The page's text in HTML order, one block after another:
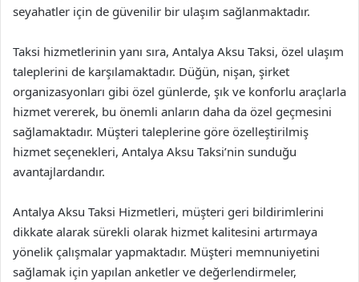
seyahatler için de güvenilir bir ulaşım sağlanmaktadır.
Taksi hizmetlerinin yanı sıra, Antalya Aksu Taksi, özel ulaşım
taleplerini de karşılamaktadır. Düğün, nişan, şirket
organizasyonları gibi özel günlerde, şık ve konforlu araçlarla
hizmet vererek, bu önemli anların daha da özel geçmesini
sağlamaktadır. Müşteri taleplerine göre özelleştirilmiş
hizmet seçenekleri, Antalya Aksu Taksi’nin sunduğu
avantajlardandır.
Antalya Aksu Taksi Hizmetleri, müşteri geri bildirimlerini
dikkate alarak sürekli olarak hizmet kalitesini artırmaya
yönelik çalışmalar yapmaktadır. Müşteri memnuniyetini
sağlamak için yapılan anketler ve değerlendirmeler,